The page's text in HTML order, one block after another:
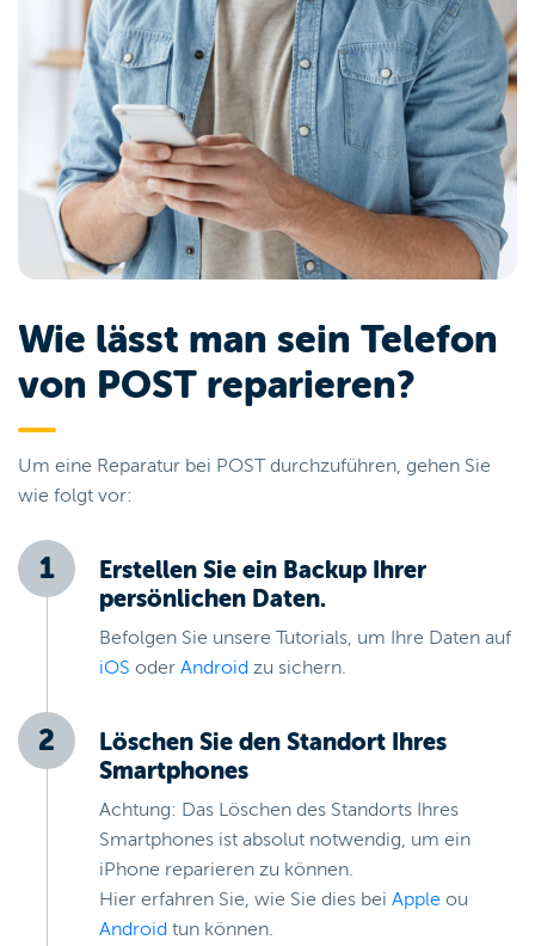
Wie lässt man sein Telefon
von POST reparieren?
Um eine Reparatur bei POST durchzuführen, gehen Sie
wie folgt vor:
Erstellen Sie ein Backup Ihrer
persönlichen Daten.
Befolgen Sie unsere Tutorials, um Ihre Daten auf
iOS oder Android zu sichern.
Löschen Sie den Standort Ihres
Smartphones
Achtung: Das Löschen des Standorts Ihres
Smartphones ist absolut notwendig, um ein
iPhone reparieren zu können.
Hier erfahren Sie, wie Sie dies bei Apple ou
Android tun können.